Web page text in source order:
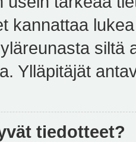
kannattaa
siltä
Ylläpitäjät
tiedotteet?